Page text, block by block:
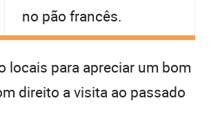
no pão francês.
locais para apreciar um bom
direito a visita ao passado